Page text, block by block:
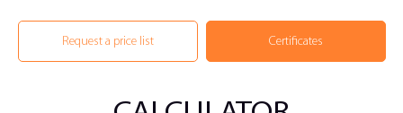
Request a price list Certificates